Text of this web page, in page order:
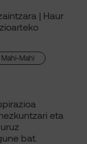
| Haur
Mahi-Mahi
eta
bat.